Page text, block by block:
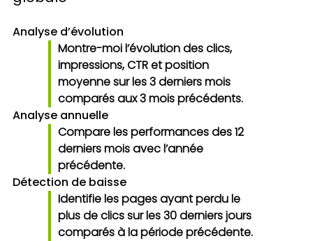
Analyse d’évolution
Montre-moi l’évolution des clics,
impressions, CTR et position
moyenne sur les 3 derniers mois
comparés aux 3 mois précédents.
Analyse annuelle
Compare les performances des 12
derniers mois avec l’année
précédente.
Détection de baisse
Identifie les pages ayant perdu le
plus de clics sur les 30 derniers jours
comparés à la période précédente.